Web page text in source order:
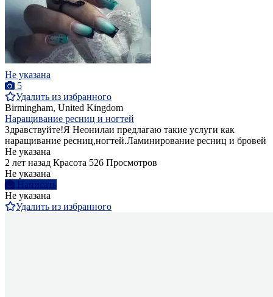
Не указана
5
Удалить из избранного
Birmingham, United Kingdom
Наращивание ресниц и ногтей
Здравствуйте!Я Неонилаи предлагаю такие услуги как
наращивание ресниц,ногтей.Ламинирование ресниц и бровей
Не указана
2 лет назад Красота 526 Просмотров
Не указана
Написать
Не указана
Удалить из избранного